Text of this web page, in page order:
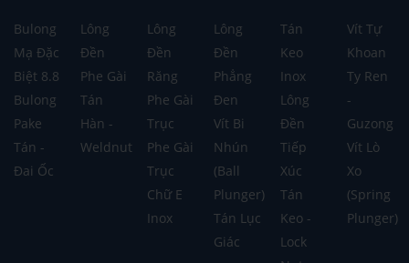
Bulong
Mạ Đặc
Biệt 8.8
Bulong
Pake
Tán -
Đai Ốc
Lông
Đền
Phe Gài
Tán
Hàn -
Weldnut
Lông
Đền
Răng
Phe Gài
Trục
Phe Gài
Trục
Chữ E
Inox
Lông
Đền
Phẳng
Đen
Vít Bi
Nhún
(Ball
Plunger)
Tán Lục
Giác
Tán
Keo
Inox
Lông
Đền
Tiếp
Xúc
Tán
Keo -
Lock
Vít Tự
Khoan
Ty Ren
-
Guzong
Vít Lò
Xo
(Spring
Plunger)